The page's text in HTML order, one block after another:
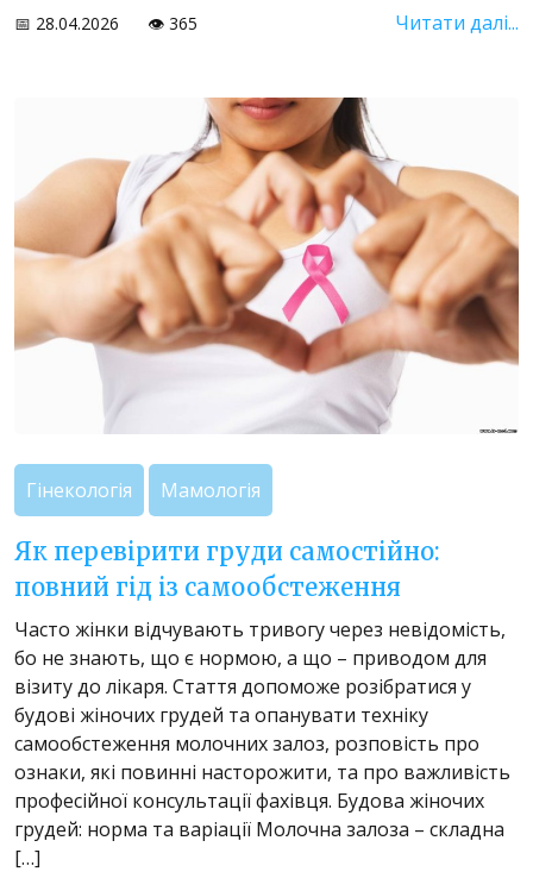
📅 28.04.2026 👁️ 365 Читати далі...
Гінекологія Мамологія
Як перевірити груди самостійно:
повний гід із самообстеження
Часто жінки відчувають тривогу через невідомість,
бо не знають, що є нормою, а що – приводом для
візиту до лікаря. Стаття допоможе розібратися у
будові жіночих грудей та опанувати техніку
самообстеження молочних залоз, розповість про
ознаки, які повинні насторожити, та про важливість
професійної консультації фахівця. Будова жіночих
грудей: норма та варіації Молочна залоза – складна
[…]